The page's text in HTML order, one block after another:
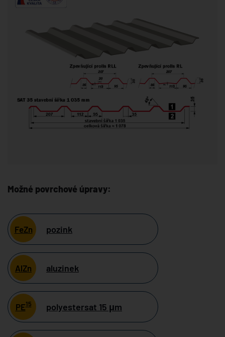
Možné povrchové úpravy:
FeZn pozink
AlZn aluzinek
PE15 polyestersat 15 μm